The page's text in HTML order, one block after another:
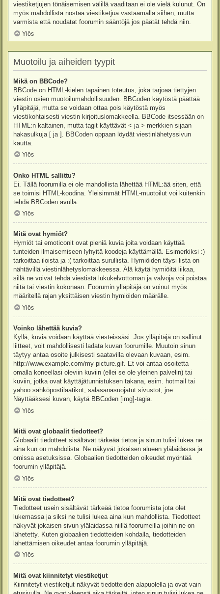
viestiketjujen tönäisemisen välillä vaaditaan ei ole vielä kulunut. On
myös mahdollista nostaa viestiketjua vastaamalla siihen, mutta
varmista että noudatat foorumin sääntöjä jos päätät tehdä niin.
Ylös
Muotoilu ja aiheiden tyypit
Mikä on BBCode?
BBCode on HTML-kielen tapainen toteutus, joka tarjoaa tiettyjen
viestin osien muotoilumahdollisuuden. BBCoden käytöstä päättää
ylläpitäjä, mutta se voidaan ottaa pois käytöstä myös
viestikohtaisesti viestin kirjoituslomakkeella. BBCode itsessään on
HTML:n kaltainen, mutta tagit käyttävät < ja > merkkien sijaan
hakasulkuja [ ja ]. BBCoden oppaan löydät viestinlähetyssivun
kautta.
Ylös
Onko HTML sallittu?
Ei. Tällä foorumilla ei ole mahdollista lähettää HTML:ää siten, että
se toimisi HTML-koodina. Yleisimmät HTML-muotoilut voi kuitenkin
tehdä BBCoden avulla.
Ylös
Mitä ovat hymiöt?
Hymiöt tai emoticonit ovat pieniä kuvia joita voidaan käyttää
tunteiden ilmaisemiseen lyhyitä koodeja käyttämällä. Esimerkiksi :)
tarkoittaa iloista ja :( tarkoittaa surullista. Hymiöiden täysi lista on
nähtävillä viestinlähetyslomakkeessa. Älä käytä hymiöitä liikaa,
sillä ne voivat tehdä viestistä lukukelvottoman ja valvoja voi poistaa
niitä tai viestin kokonaan. Foorumin ylläpitäjä on voinut myös
määritellä rajan yksittäisen viestin hymiöiden määrälle.
Ylös
Voinko lähettää kuvia?
Kyllä, kuvia voidaan käyttää viesteissäsi. Jos ylläpitäjä on sallinut
liitteet, voit mahdollisesti ladata kuvan foorumille. Muutoin sinun
täytyy antaa osoite julkisesti saatavilla olevaan kuvaan, esim.
http://www.example.com/my-picture.gif. Et voi antaa osoitetta
omalla koneellasi oleviin kuviin (ellei se ole yleinen palvelin) tai
kuviin, jotka ovat käyttäjätunnistuksen takana, esim. hotmail tai
yahoo sähköpostilaatikot, salasanasuojatut sivustot, jne.
Näyttääksesi kuvan, käytä BBCoden [img]-tagia.
Ylös
Mitä ovat globaalit tiedotteet?
Globaalit tiedotteet sisältävät tärkeää tietoa ja sinun tulisi lukea ne
aina kun on mahdolista. Ne näkyvät jokaisen alueen ylälaidassa ja
omissa asetuksissa. Globaalien tiedotteiden oikeudet myöntää
foorumin ylläpitäjä.
Ylös
Mitä ovat tiedotteet?
Tiedotteet usein sisältävät tärkeää tietoa foorumista jota olet
lukemassa ja siksi ne tulisi lukea aina kun mahdollista. Tiedotteet
näkyvät jokaisen sivun ylälaidassa niillä foorumeilla joihin ne on
lähetetty. Kuten globaalien tiedotteiden kohdalla, tiedotteiden
lähettämisen oikeudet antaa foorumin ylläpitäjä.
Ylös
Mitä ovat kiinnitetyt viestiketjut
Kiinnitetyt viestiketjut näkyvät tiedotteiden alapuolella ja ovat vain